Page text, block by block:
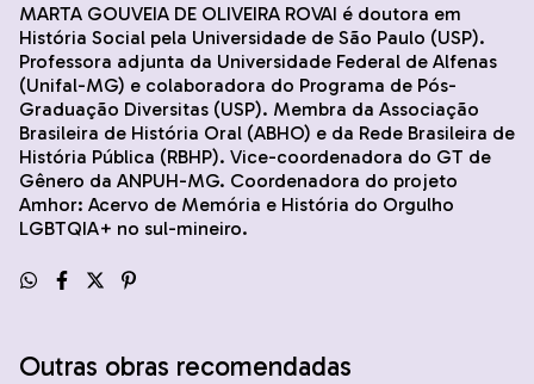
MARTA GOUVEIA DE OLIVEIRA ROVAI é doutora em
História Social pela Universidade de São Paulo (USP).
Professora adjunta da Universidade Federal de Alfenas
(Unifal-MG) e colaboradora do Programa de Pós-
Graduação Diversitas (USP). Membra da Associação
Brasileira de História Oral (ABHO) e da Rede Brasileira de
História Pública (RBHP). Vice-coordenadora do GT de
Gênero da ANPUH-MG. Coordenadora do projeto
Amhor: Acervo de Memória e História do Orgulho
LGBTQIA+ no sul-mineiro.
Outras obras recomendadas